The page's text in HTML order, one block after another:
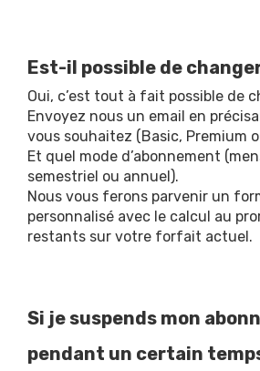
Est-il possible de
Oui, c’est tout à fait possible de
Envoyez nous un email en
vous souhaitez (Basic, Premium
Et quel mode d’abonnement
semestriel ou annuel).
Nous vous ferons parvenir un
personnalisé avec le calcul au
restants sur votre forfait actuel.
Si je suspends mon
pendant un certain